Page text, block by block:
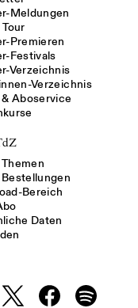
Meldungen
Tour
Premieren
Festivals
Verzeichnis
Verzeichnis
Aboservice
Bereich
Daten